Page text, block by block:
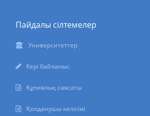
Пайдалы сілтемелер
Университеттер
Кері байланыс
Құпиялық саясаты
Қолданушы келісімі